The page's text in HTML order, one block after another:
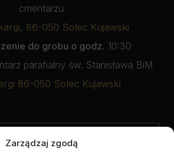
Zarządzaj zgodą
cmentarzu
86-050 Solec Kujawski
do grobu o godz. 10:30
parafialny św. Stanisława BiM
86-050 Solec Kujawski